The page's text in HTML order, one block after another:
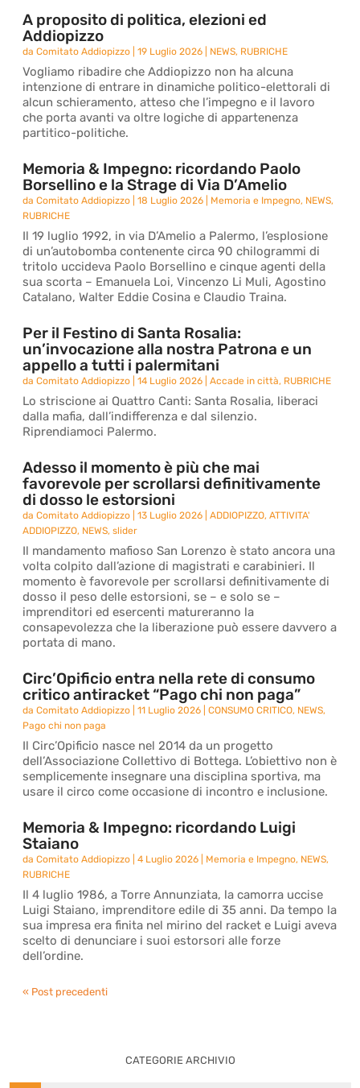
A proposito di politica, elezioni ed
Addiopizzo
daComitato Addiopizzo |19 Luglio 2026 NEWS, RUBRICHE
Vogliamo ribadire che Addiopizzo non ha alcuna
intenzione di entrare in dinamiche politico-elettorali di
alcun schieramento, atteso che l’impegno e il lavoro
che porta avanti va oltre logiche di appartenenza
partitico-politiche.
Memoria & Impegno: ricordando Paolo
Borsellino e la Strage di Via D’Amelio
daComitato Addiopizzo |18 Luglio 2026 Memoria e Impegno, NEWS,
RUBRICHE
Il 19 luglio 1992, in via D’Amelio a Palermo, l’esplosione
di un’autobomba contenente circa 90 chilogrammi di
tritolo uccideva Paolo Borsellino e cinque agenti della
sua scorta – Emanuela Loi, Vincenzo Li Muli, Agostino
Catalano, Walter Eddie Cosina e Claudio Traina.
Per il Festino di Santa Rosalia:
un’invocazione alla nostra Patrona e un
appello a tutti i palermitani
daComitato Addiopizzo |14 Luglio 2026 |Accade in città, RUBRICHE
Lo striscione ai Quattro Canti: Santa Rosalia, liberaci
dalla mafia, dall’indifferenza e dal silenzio.
Riprendiamoci Palermo.
Adesso il momento è più che mai
favorevole per scrollarsi definitivamente
di dosso le estorsioni
daComitato Addiopizzo |13 Luglio 2026 |ADDIOPIZZO,ATTIVITA'
ADDIOPIZZO, NEWS,slider
Il mandamento mafioso San Lorenzo è stato ancora una
volta colpito dall’azione di magistrati e carabinieri. Il
momento è favorevole per scrollarsi definitivamente di
dosso il peso delle estorsioni, se – e solo se –
imprenditori ed esercenti matureranno la
consapevolezza che la liberazione può essere davvero a
portata di mano.
Circ’Opificio entra nella rete di consumo
critico antiracket “Pago chi non paga”
daComitato Addiopizzo |11 Luglio 2026 |CONSUMO CRITICO, NEWS,
Pago chi non paga
Il Circ’Opificio nasce nel 2014 da un progetto
dell’Associazione Collettivo di Bottega. L’obiettivo non è
semplicemente insegnare una disciplina sportiva, ma
usare il circo come occasione di incontro e inclusione.
Memoria & Impegno: ricordando Luigi
Staiano
daComitato Addiopizzo |4 Luglio 2026 Memoria e Impegno, NEWS,
RUBRICHE
Il 4 luglio 1986, a Torre Annunziata, la camorra uccise
Luigi Staiano, imprenditore edile di 35 anni. Da tempo la
sua impresa era finita nel mirino del racket e Luigi aveva
scelto di denunciare i suoi estorsori alle forze
dell’ordine.
« Post precedenti
CATEGORIE ARCHIVIO